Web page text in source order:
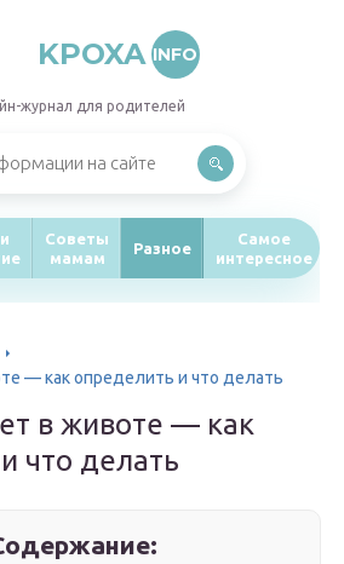
KPOXA INFO
журнал для родителей
Советы
мамам
Разное
Самое
интересное
— как определить и что делать
в животе — как
что делать